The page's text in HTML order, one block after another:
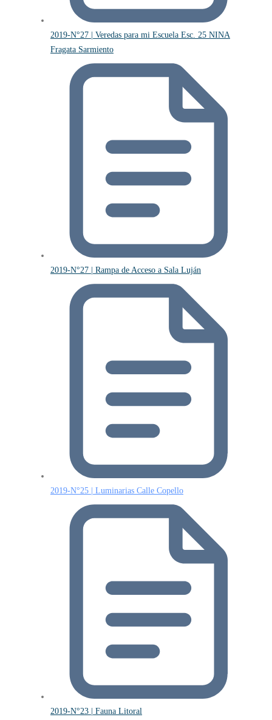
2019-N°27 | Veredas para mi Escuela Esc. 25 NINA
Fragata Sarmiento
2019-N°27 | Rampa de Acceso a Sala Luján
2019-N°25 | Luminarias Calle Copello
2019-N°23 | Fauna Litoral